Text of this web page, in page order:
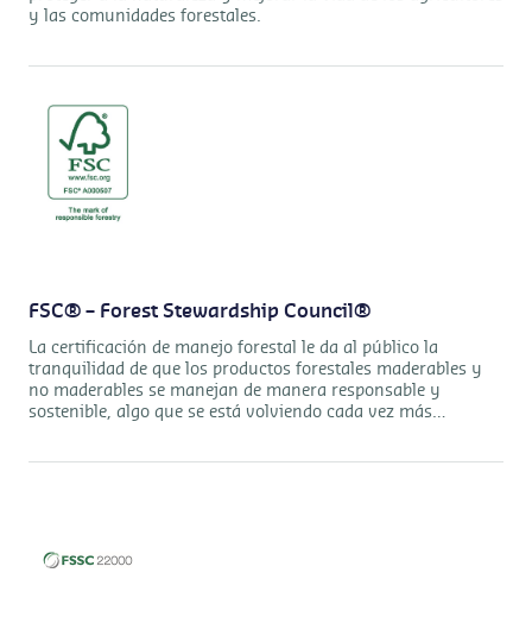
y las comunidades forestales.
FSC® – Forest Stewardship Council®
La certificación de manejo forestal le da al público la
tranquilidad de que los productos forestales maderables y
no maderables se manejan de manera responsable y
sostenible, algo que se está volviendo cada vez más